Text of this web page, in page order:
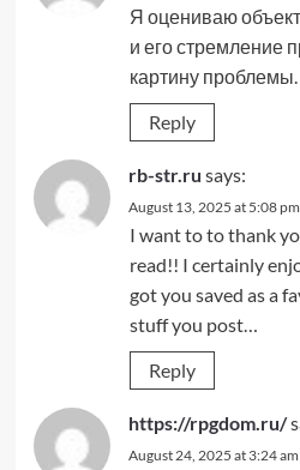
Я оцениваю
и его стремление
картину проблемы.
Reply
rb-str.ru says:
August 13, 2025 at 5:08 pm
I want to to thank
read!! I certainly
got you saved as a
stuff you post…
Reply
https://rpgdom.ru/
August 24, 2025 at 3:24 am